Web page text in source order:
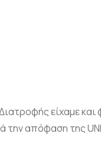
είχαμε
την απόφαση της